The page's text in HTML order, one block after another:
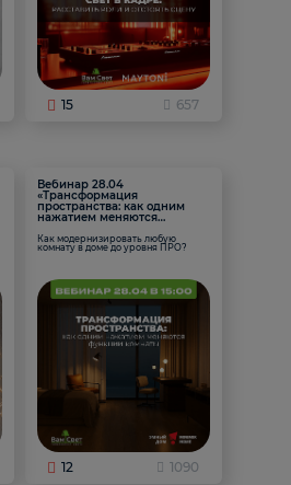
15 657
Вебинар 28.04
«Трансформация
пространства: как одним
нажатием меняются
Как модернизировать любую
комнату в доме до уровня ПРО?
12 1090